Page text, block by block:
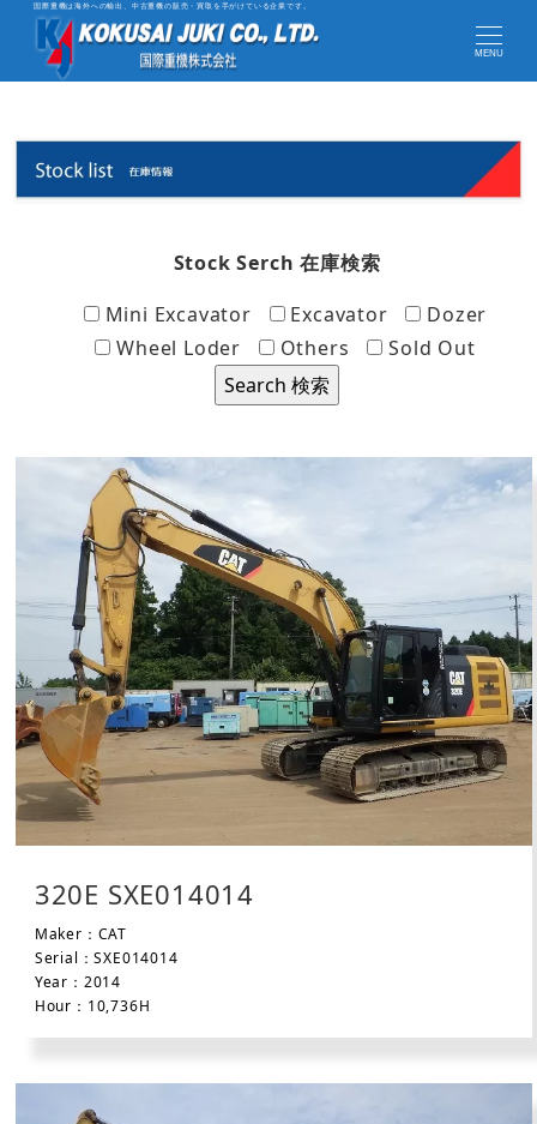
国際重機は海外への輸出、中古重機の販売・買取を手がけている企業です。
MENU
Stock Serch 在庫検索
Mini Excavator
Excavator
Dozer
Wheel Loder
Others Sold Out
320E SXE014014
Maker：CAT
Serial：SXE014014
Year：2014
Hour：10,736H